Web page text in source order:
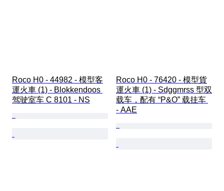
Roco H0 - 44982 - 模型客
運火車 (1) - Blokkendoos
驾驶室车 C 8101 - NS
Roco H0 - 76420 - 模型貨
運火車 (1) - Sdggmrss 型双
载车，配有 “P&O” 载挂车
- AAE